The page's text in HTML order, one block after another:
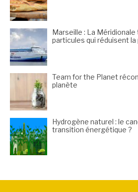
Marseille : La
particules qui réduisent la
Team for the Planet
planète
Hydrogène naturel : le
transition énergétique ?